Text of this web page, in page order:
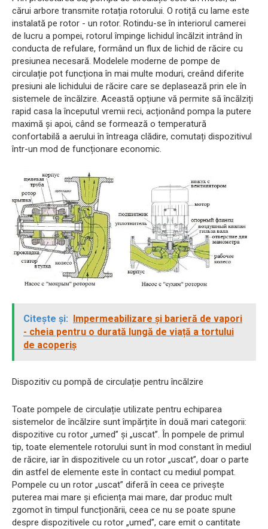
cărui arbore transmite rotația rotorului. O rotiță cu lame este
instalată pe rotor - un rotor. Rotindu-se în interiorul camerei
de lucru a pompei, rotorul împinge lichidul încălzit intrând în
conducta de refulare, formând un flux de lichid de răcire cu
presiunea necesară. Modelele moderne de pompe de
circulație pot funcționa în mai multe moduri, creând diferite
presiuni ale lichidului de răcire care se deplasează prin ele în
sistemele de încălzire. Această opțiune vă permite să încălziți
rapid casa la începutul vremii reci, acționând pompa la putere
maximă și apoi, când se formează o temperatură
confortabilă a aerului în întreaga clădire, comutați dispozitivul
într-un mod de funcționare economic.
Citește și:
Impermeabilizare și barieră de vapori
- cheia pentru o durată lungă de viață a tortului
de acoperiș
Dispozitiv cu pompă de circulație pentru încălzire
Toate pompele de circulație utilizate pentru echiparea
sistemelor de încălzire sunt împărțite în două mari categorii:
dispozitive cu rotor „umed” și „uscat”. În pompele de primul
tip, toate elementele rotorului sunt în mod constant în mediul
de răcire, iar în dispozitivele cu un rotor „uscat”, doar o parte
din astfel de elemente este în contact cu mediul pompat.
Pompele cu un rotor „uscat” diferă în ceea ce privește
puterea mai mare și eficiența mai mare, dar produc mult
zgomot în timpul funcționării, ceea ce nu se poate spune
despre dispozitivele cu rotor „umed”, care emit o cantitate